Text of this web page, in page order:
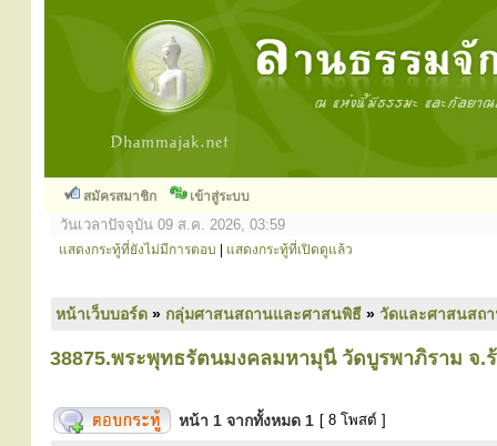
สมัครสมาชิก เข้าสู่ระบบ
วันเวลาปัจจุบัน 09 ส.ค. 2026, 03:59
แสดงกระทู้ที่ยังไม่มีการตอบ แสดงกระทู้ที่เปิดดูแล้ว
หน้าเว็บบอร์ด » กลุ่มศาสนสถานและศาสนพิธี » วัดและศาสนสถ
38875.พระพุทธรัตนมงคลมหามุนี วัดบูรพาภิราม จ.
หน้า 1 จากทั้งหมด 1 [ 8 โพสต์ ]